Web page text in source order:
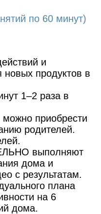
по 60 минут)
и
новых продуктов в
1–2 раза в
приобрести
родителей.
выполняют
дома и
с результатам.
плана
на 6
дома.